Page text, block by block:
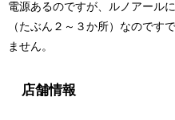
電源あるのですが、ルノアール
（たぶん２～３か所）なのです
ません。
店舗情報